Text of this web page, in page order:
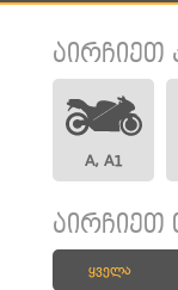
აირჩიეთ
A, A1
აირჩიეთ
ყველა